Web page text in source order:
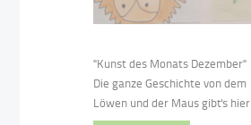
"Kunst des Monats Dezember"
Die ganze Geschichte von dem
Löwen und der Maus gibt's hier